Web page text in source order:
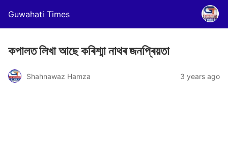
Guwahati Times
কপালত লিখা আছে কৰিশ্মা নাথৰ জনপ্ৰিয়তা
Shahnawaz Hamza 3 years ago